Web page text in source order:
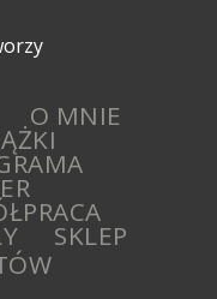
O MNIE
SKLEP